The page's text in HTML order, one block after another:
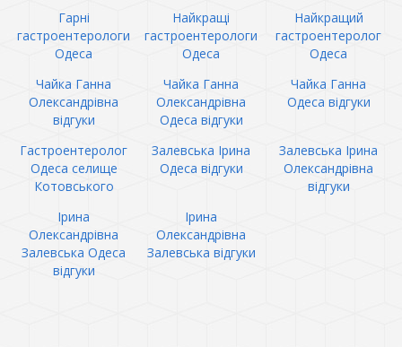
Гарні
гастроентерологи
Одеса
Найкращі
гастроентерологи
Одеса
Найкращий
гастроентеролог
Одеса
Чайка Ганна
Олександрівна
відгуки
Чайка Ганна
Олександрівна
Одеса відгуки
Чайка Ганна
Одеса відгуки
Гастроентеролог
Одеса селище
Котовського
Залевська Ірина
Одеса відгуки
Залевська Ірина
Олександрівна
відгуки
Ірина
Олександрівна
Залевська Одеса
відгуки
Ірина
Олександрівна
Залевська відгуки